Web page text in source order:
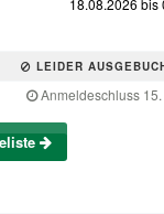
18.08.2026 bis
LEIDER
Anmeldeschluss